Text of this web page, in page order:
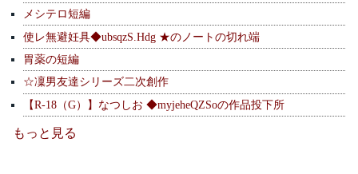
メシテロ短編
使レ無避妊具◆ubsqzS.Hdg ★のノートの切れ端
胃薬の短編
☆凜男友達シリーズ二次創作
【R-18（G）】なつしお ◆myjeheQZSoの作品投下所
もっと見る